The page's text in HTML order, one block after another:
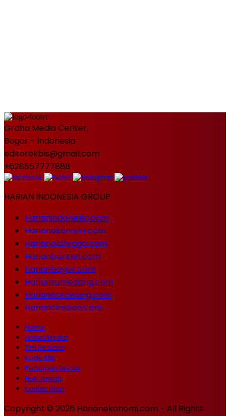
Graha Media Center,
Bogor - Indonesia
editorekbis@gmail.com
+628557777888
HARIAN INDONESIA GROUP
Harianindonesia.com
Harianekonomi.com
Harianolahraga.com
Harianbanten.com
Harianbogor.com
Hariansumedang.com
Hariankarawang.com
Hariancirebon.com
Home
Histori Media
Tim Redaksi
Kode Etik
Pedoman Media
Hak Jawab
Kontak Iklan
Copyright © 2026 Harianekonomi.com - All Rights